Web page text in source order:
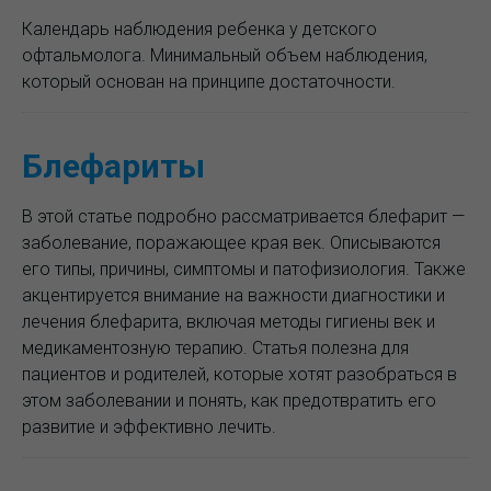
Календарь наблюдения ребенка у детского
офтальмолога. Минимальный объем наблюдения,
который основан на принципе достаточности.
Блефариты
В этой статье подробно рассматривается блефарит —
заболевание, поражающее края век. Описываются
его типы, причины, симптомы и патофизиология. Также
акцентируется внимание на важности диагностики и
лечения блефарита, включая методы гигиены век и
медикаментозную терапию. Статья полезна для
пациентов и родителей, которые хотят разобраться в
этом заболевании и понять, как предотвратить его
развитие и эффективно лечить.